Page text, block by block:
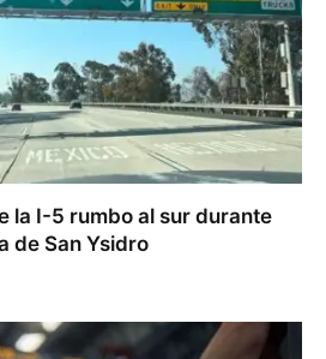
la I-5 rumbo al sur durante
de San Ysidro